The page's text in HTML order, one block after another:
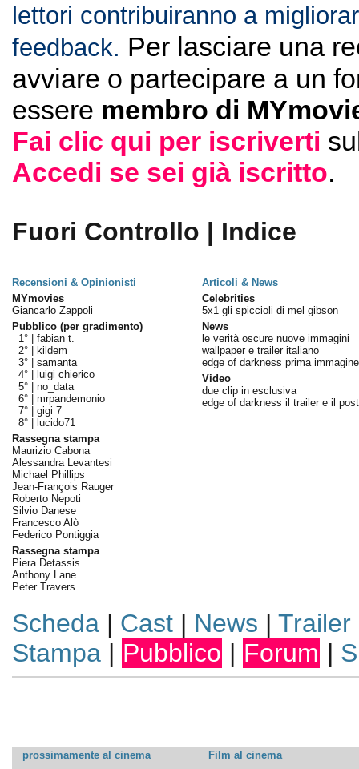
lettori contribuiranno a
feedback. Per lasciare una
avviare o partecipare a un
essere membro di
Fai clic qui per iscriverti
Accedi se sei già iscritto.
Fuori Controllo | Indice
Recensioni & Opinionisti
Articoli & News
MYmovies
Giancarlo Zappoli
Pubblico (per gradimento)
1° | fabian t.
2° |
kildem
3° | samanta
4° |
luigi chierico
5° | no_data
6° | mrpandemonio
7° | gigi 7
8° |
lucido71
Rassegna stampa
Maurizio Cabona
Alessandra Levantesi
Michael Phillips
Jean-François Rauger
Roberto Nepoti
Silvio Danese
Francesco Alò
Federico Pontiggia
Rassegna stampa
Piera Detassis
Anthony Lane
Peter Travers
Celebrities
5x1 gli spiccioli di mel gibson
News
le verità oscure nuove immagini
wallpaper e trailer italiano
edge of darkness prima immagine
Video
due clip in esclusiva
edge of darkness il trailer e il
Scheda| Cast| News | Trailer
Stampa| Pubblico | Forum |
prossimamente al cinema
Film al cinema